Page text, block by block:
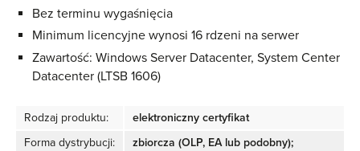
Bez terminu wygaśnięcia
Minimum licencyjne wynosi 16 rdzeni na serwer
Zawartość: Windows Server Datacenter, System Center
Datacenter (LTSB 1606)
Rodzaj produktu:
elektroniczny certyfikat
Forma dystrybucji:
zbiorcza (OLP, EA lub podobny);